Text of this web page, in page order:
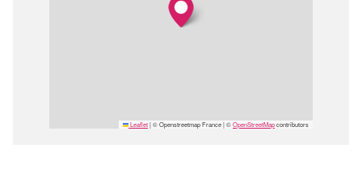
Leaflet|© Openstreetmap France | ©OpenStreetMapcontributors